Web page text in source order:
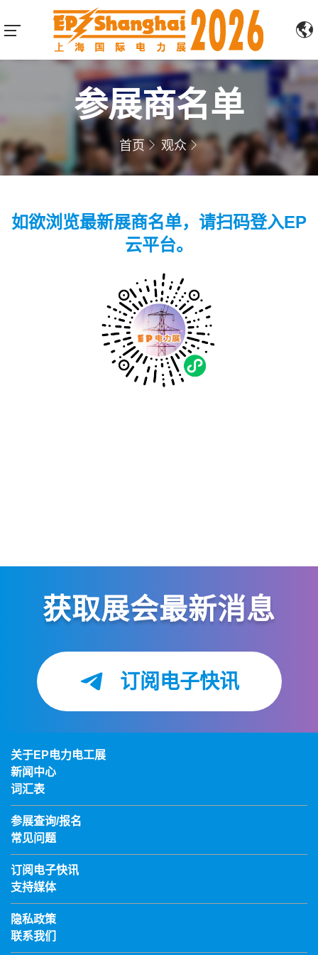
参展商名单
首页 观众
如欲浏览最新展商名单，请扫码登入EP
云平台。
获取展会最新消息
订阅电子快讯
关于EP电力电工展
新闻中心
词汇表
参展查询/报名
常见问题
订阅电子快讯
支持媒体
隐私政策
联系我们